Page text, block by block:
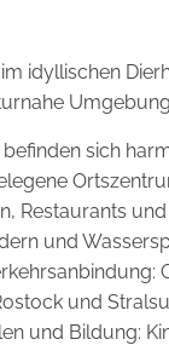
idyllischen
sich
Restaurants
und
und
und Bildung: